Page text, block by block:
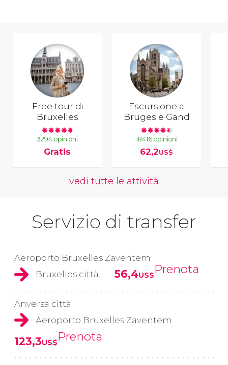
Free tour di
Bruxelles
3294 opinioni
Gratis
Escursione a
Bruges e Gand
18416 opinioni
62,2US$
vedi tutte le attività
Servizio di transfer
Aeroporto Bruxelles Zaventem
Bruxelles città
56,4US$Prenota
Anversa città
Aeroporto Bruxelles Zaventem
123,3US$Prenota